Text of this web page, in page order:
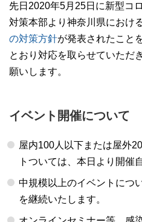
先日2020年5月25日に新型コ
対策本部より神奈川県におけ
の対策方針が発表されたこと
とおり対応を取らせていただ
願いします。
イベント開催について
屋内100人以下または屋外
トついては、本日より開催
中規模以上のイベントにつ
を継続いたします。